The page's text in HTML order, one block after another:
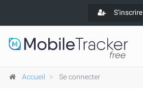
S'inscrire
Accueil Se connecter